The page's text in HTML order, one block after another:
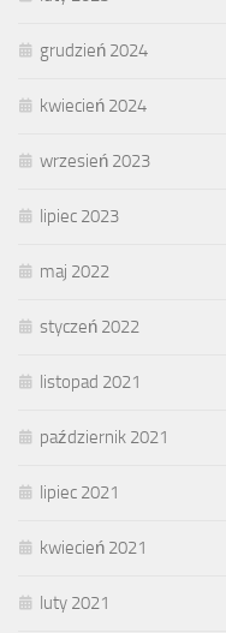
grudzień 2024
kwiecień 2024
wrzesień 2023
lipiec 2023
maj 2022
styczeń 2022
listopad 2021
październik 2021
lipiec 2021
kwiecień 2021
luty 2021